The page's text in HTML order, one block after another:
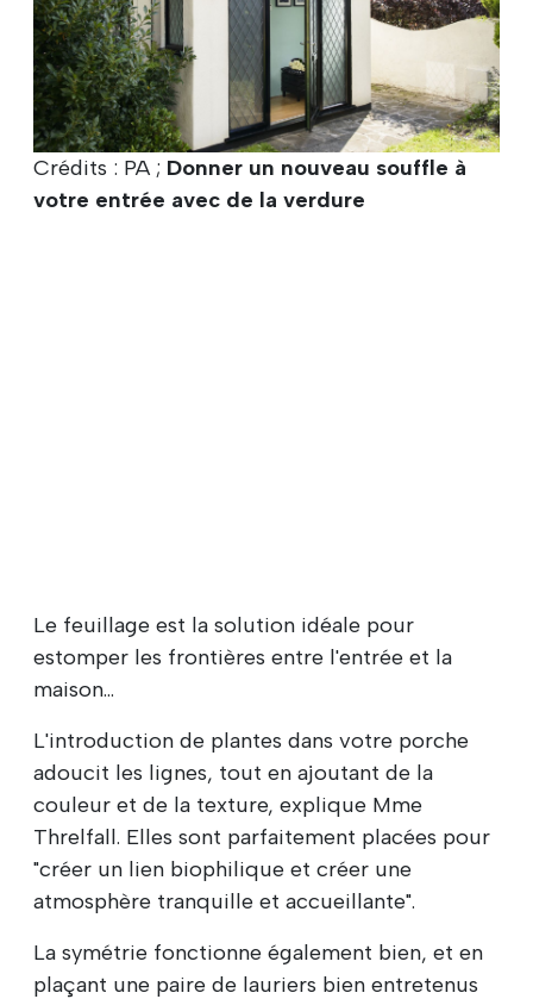
Crédits : PA ; Donner un nouveau souffle à
votre entrée avec de la verdure
Le feuillage est la solution idéale pour
estomper les frontières entre l'entrée et la
maison...
L'introduction de plantes dans votre porche
adoucit les lignes, tout en ajoutant de la
couleur et de la texture, explique Mme
Threlfall. Elles sont parfaitement placées pour
"créer un lien biophilique et créer une
atmosphère tranquille et accueillante".
La symétrie fonctionne également bien, et en
plaçant une paire de lauriers bien entretenus